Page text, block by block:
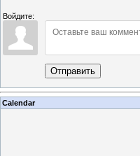
Войдите:
Отправить
Calendar